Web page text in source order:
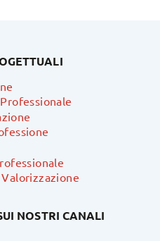
NOSTRI CANALI